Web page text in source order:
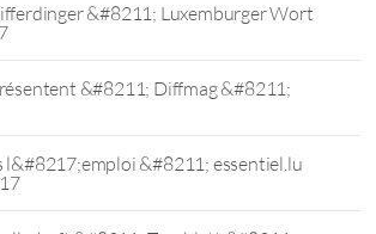
&#8211; Luxemburger Wort
&#8211; Diffmag &#8211;
l&#8217;emploi &#8211; essentiel.lu